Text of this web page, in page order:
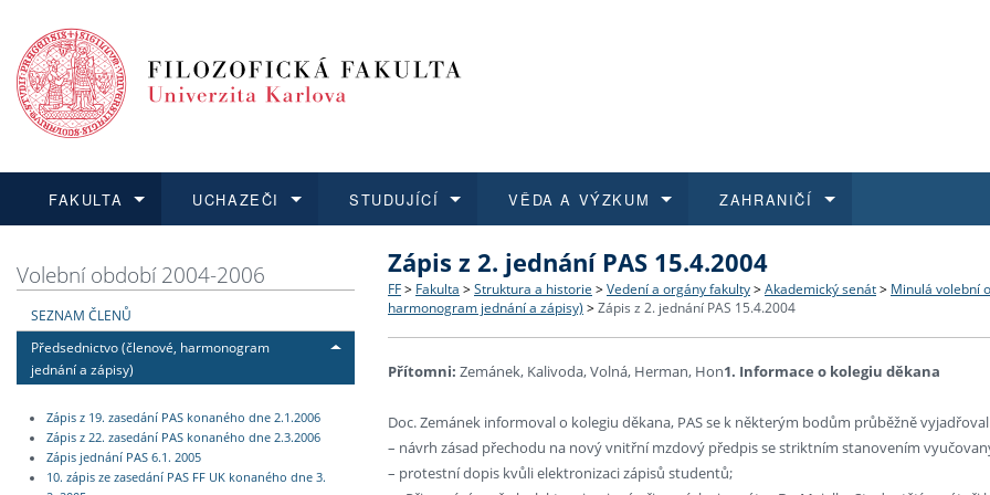
FAKULTA
Dozvědět se více
Struktura a historie
Podpora a benefity pro zaměstnance
Fakultní školy FF UK
UCHAZEČI
Podat přihlášku
Co studovat a jak se přihlásit
Informace k průběhu přijímaček
STUDUJÍCÍ
Dozvědět se více
Bakalářské a magisterské studium
Rigorózní řízení
VĚDA A VÝZKUM
Dozvědět se více
O vědě a výzkumu na FF UK
Granty a projekty
ZAHRANIČÍ
Dozvědět se více
Aktuální nabídky a výběrová řízení
Přijíždějící studenti
Volební období 2004-2006
SEZNAM ČLENŮ
Předsednictvo (členové, harmonogram
jednání a zápisy)
Zápis z 19. zasedání PAS konaného dne 2.1.2006
Zápis z 22. zasedání PAS konaného dne 2.3.2006
Zápis jednání PAS 6.1. 2005
10. zápis ze zasedání PAS FF UK konaného dne 3.
Zápis z 2. jednání PAS 15.4.2004
FF > Fakulta > Struktura a historie > Vedení a orgány fakulty > Akademický senát > Minulá volební
harmonogram jednání a zápisy) > Zápis z 2. jednání PAS 15.4.2004
Přítomni: Zemánek, Kalivoda, Volná, Herman, Hon1. Informace o kolegiu děkana
Doc. Zemánek informoval o kolegiu děkana, PAS se k některým bodům průběžně
– návrh zásad přechodu na nový vnitřní mzdový předpis se striktním stanovením
– protestní dopis kvůli elektronizaci zápisů studentů;